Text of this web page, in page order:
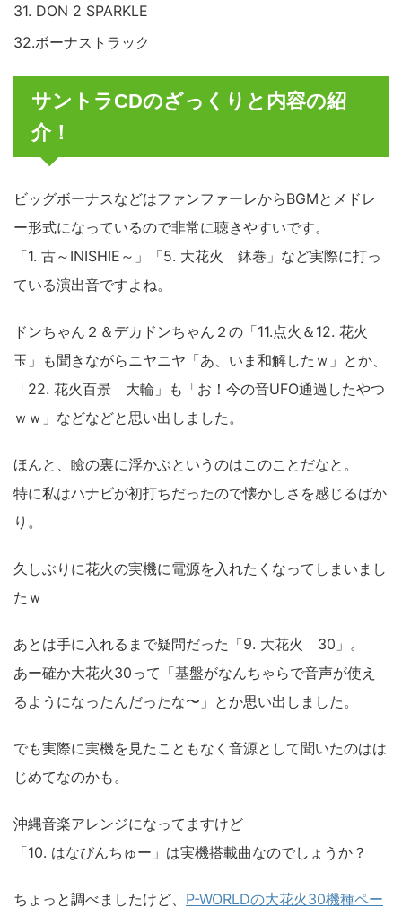
31. DON 2 SPARKLE
32.ボーナストラック
サントラCDのざっくりと内容の紹
介！
ビッグボーナスなどはファンファーレからBGMとメドレ
ー形式になっているので非常に聴きやすいです。
「1. 古～INISHIE～」「5. 大花火 鉢巻」など実際に打っ
ている演出音ですよね。
ドンちゃん２＆デカドンちゃん２の「11.点火＆12. 花火
玉」も聞きながらニヤニヤ「あ、いま和解したｗ」とか、
「22. 花火百景 大輪」も「お！今の音UFO通過したやつ
ｗｗ」などなどと思い出しました。
ほんと、瞼の裏に浮かぶというのはこのことだなと。
特に私はハナビが初打ちだったので懐かしさを感じるばか
り。
久しぶりに花火の実機に電源を入れたくなってしまいまし
たｗ
あとは手に入れるまで疑問だった「9. 大花火 30」。
あー確か大花火30って「基盤がなんちゃらで音声が使え
るようになったんだったな〜」とか思い出しました。
でも実際に実機を見たこともなく音源として聞いたのはは
じめてなのかも。
沖縄音楽アレンジになってますけど
「10. はなびんちゅー」は実機搭載曲なのでしょうか？
ちょっと調べましたけど、 P-WORLDの大花火30機種ペー